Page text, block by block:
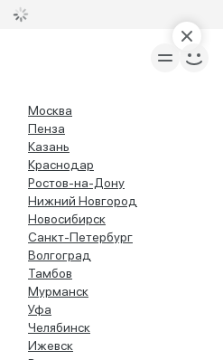
Москва
Пенза
Казань
Краснодар
Ростов-на-Дону
Нижний Новгород
Новосибирск
Санкт-Петербург
Волгоград
Тамбов
Мурманск
Уфа
Челябинск
Ижевск